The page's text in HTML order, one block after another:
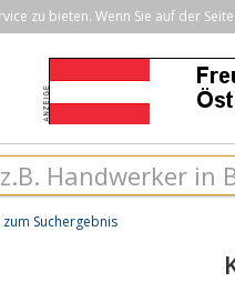
zu bieten. Wenn Sie auf der
Suchergebnis